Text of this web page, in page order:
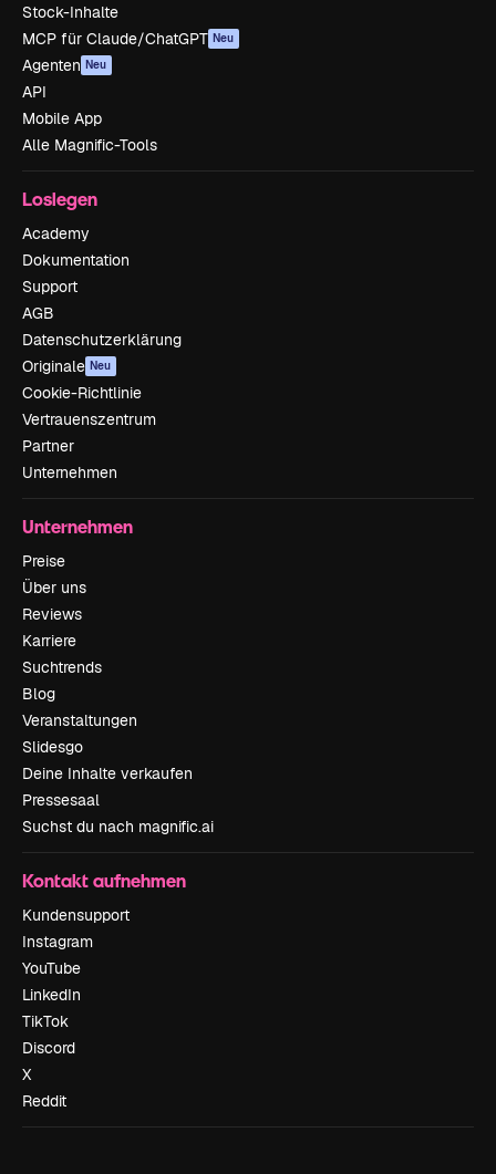
Stock-Inhalte
MCP für Claude/ChatGPT Neu
Agenten Neu
API
Mobile App
Alle Magnific-Tools
Loslegen
Academy
Dokumentation
Support
AGB
Datenschutzerklärung
Originale Neu
Cookie-Richtlinie
Vertrauenszentrum
Partner
Unternehmen
Unternehmen
Preise
Über uns
Reviews
Karriere
Suchtrends
Blog
Veranstaltungen
Slidesgo
Deine Inhalte verkaufen
Pressesaal
Suchst du nach magnific.ai
Kontakt aufnehmen
Kundensupport
Instagram
YouTube
LinkedIn
TikTok
Discord
X
Reddit